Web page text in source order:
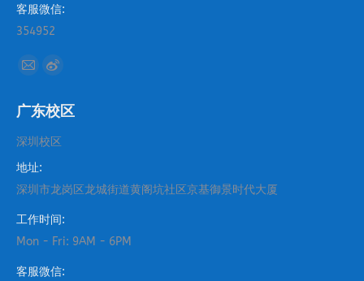
客服微信:
354952
找到我们：
Mail
opens
in
new
Weibo
opens
in
广东校区
深圳校区
地址:
深圳市龙岗区龙城街道黄阁坑社区京基御景时代大厦
工作时间:
Mon - Fri: 9AM - 6PM
客服微信: